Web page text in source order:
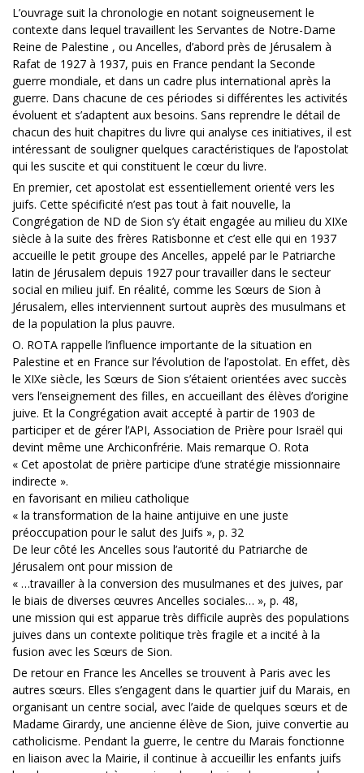
L’ouvrage suit la chronologie en notant soigneusement le
contexte dans lequel travaillent les Servantes de Notre-Dame
Reine de Palestine , ou Ancelles, d’abord près de Jérusalem à
Rafat de 1927 à 1937, puis en France pendant la Seconde
guerre mondiale, et dans un cadre plus international après la
guerre. Dans chacune de ces périodes si différentes les activités
évoluent et s’adaptent aux besoins. Sans reprendre le détail de
chacun des huit chapitres du livre qui analyse ces initiatives, il est
intéressant de souligner quelques caractéristiques de l’apostolat
qui les suscite et qui constituent le cœur du livre.
En premier, cet apostolat est essentiellement orienté vers les
juifs. Cette spécificité n’est pas tout à fait nouvelle, la
Congrégation de ND de Sion s’y était engagée au milieu du XIXe
siècle à la suite des frères Ratisbonne et c’est elle qui en 1937
accueille le petit groupe des Ancelles, appelé par le Patriarche
latin de Jérusalem depuis 1927 pour travailler dans le secteur
social en milieu juif. En réalité, comme les Sœurs de Sion à
Jérusalem, elles interviennent surtout auprès des musulmans et
de la population la plus pauvre.
O. ROTA rappelle l’influence importante de la situation en
Palestine et en France sur l’évolution de l’apostolat. En effet, dès
le XIXe siècle, les Sœurs de Sion s’étaient orientées avec succès
vers l’enseignement des filles, en accueillant des élèves d’origine
juive. Et la Congrégation avait accepté à partir de 1903 de
participer et de gérer l’API, Association de Prière pour Israël qui
devint même une Archiconfrérie. Mais remarque O. Rota
« Cet apostolat de prière participe d’une stratégie missionnaire
indirecte ».
en favorisant en milieu catholique
« la transformation de la haine antijuive en une juste
préoccupation pour le salut des Juifs », p. 32
De leur côté les Ancelles sous l’autorité du Patriarche de
Jérusalem ont pour mission de
« …travailler à la conversion des musulmanes et des juives, par
le biais de diverses œuvres Ancelles sociales… », p. 48,
une mission qui est apparue très difficile auprès des populations
juives dans un contexte politique très fragile et a incité à la
fusion avec les Sœurs de Sion.
De retour en France les Ancelles se trouvent à Paris avec les
autres sœurs. Elles s’engagent dans le quartier juif du Marais, en
organisant un centre social, avec l’aide de quelques sœurs et de
Madame Girardy, une ancienne élève de Sion, juive convertie au
catholicisme. Pendant la guerre, le centre du Marais fonctionne
en liaison avec la Mairie, il continue à accueillir les enfants juifs